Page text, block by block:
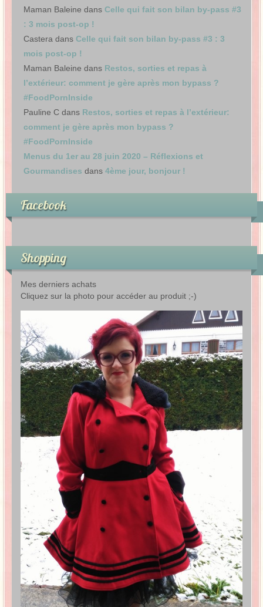
Maman Baleine dans Celle qui fait son bilan by-pass #3
: 3 mois post-op !
Castera dans Celle qui fait son bilan by-pass #3 : 3
mois post-op !
Maman Baleine dans Restos, sorties et repas à
l’extérieur: comment je gère après mon bypass ?
#FoodPornInside
Pauline C dans Restos, sorties et repas à l’extérieur:
comment je gère après mon bypass ?
#FoodPornInside
Menus du 1er au 28 juin 2020 – Réflexions et
Gourmandises dans 4ème jour, bonjour !
Facebook
Shopping
Mes derniers achats
Cliquez sur la photo pour accéder au produit ;-)